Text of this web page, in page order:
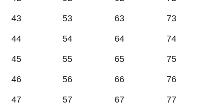
43 53 63 73
44 54 64 74
45 55 65 75
46 56 66 76
47 57 67 77